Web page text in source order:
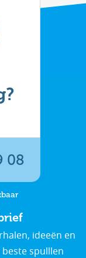
08
ideeën en
spulllen